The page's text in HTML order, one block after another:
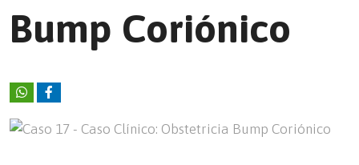
Bump Coriónico